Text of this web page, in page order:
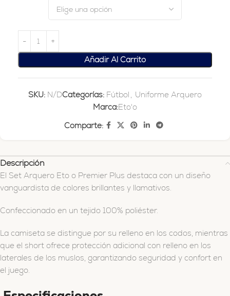
Añadir Al Carrito
SKU: N/DCategorías: Fútbol , Uniforme Arquero
Marca:Eto'o
Comparte:
Descripción
El Set Arquero Eto o Premier Plus destaca con un diseño
vanguardista de colores brillantes y llamativos.
Confeccionado en un tejido 100% poliéster.
La camiseta se distingue por su relleno en los codos, mientras
que el short ofrece protección adicional con relleno en los
laterales de los muslos, garantizando seguridad y confort en
el juego.